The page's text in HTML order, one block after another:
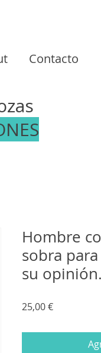
Contacto
Hombre
sobra
su opinión.
25,00 €Precio